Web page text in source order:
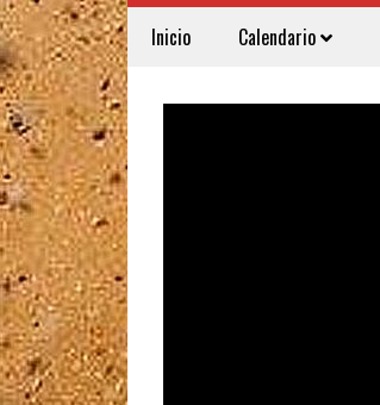
Inicio Calendario